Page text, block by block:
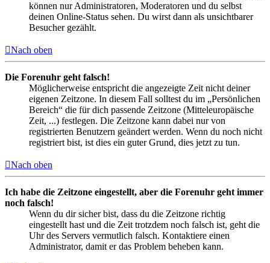
können nur Administratoren, Moderatoren und du selbst
deinen Online-Status sehen. Du wirst dann als unsichtbarer
Besucher gezählt.
Nach oben
Die Forenuhr geht falsch!
Möglicherweise entspricht die angezeigte Zeit nicht deiner
eigenen Zeitzone. In diesem Fall solltest du im „Persönlichen
Bereich“ die für dich passende Zeitzone (Mitteleuropäische
Zeit, ...) festlegen. Die Zeitzone kann dabei nur von
registrierten Benutzern geändert werden. Wenn du noch nicht
registriert bist, ist dies ein guter Grund, dies jetzt zu tun.
Nach oben
Ich habe die Zeitzone eingestellt, aber die Forenuhr geht immer
noch falsch!
Wenn du dir sicher bist, dass du die Zeitzone richtig
eingestellt hast und die Zeit trotzdem noch falsch ist, geht die
Uhr des Servers vermutlich falsch. Kontaktiere einen
Administrator, damit er das Problem beheben kann.